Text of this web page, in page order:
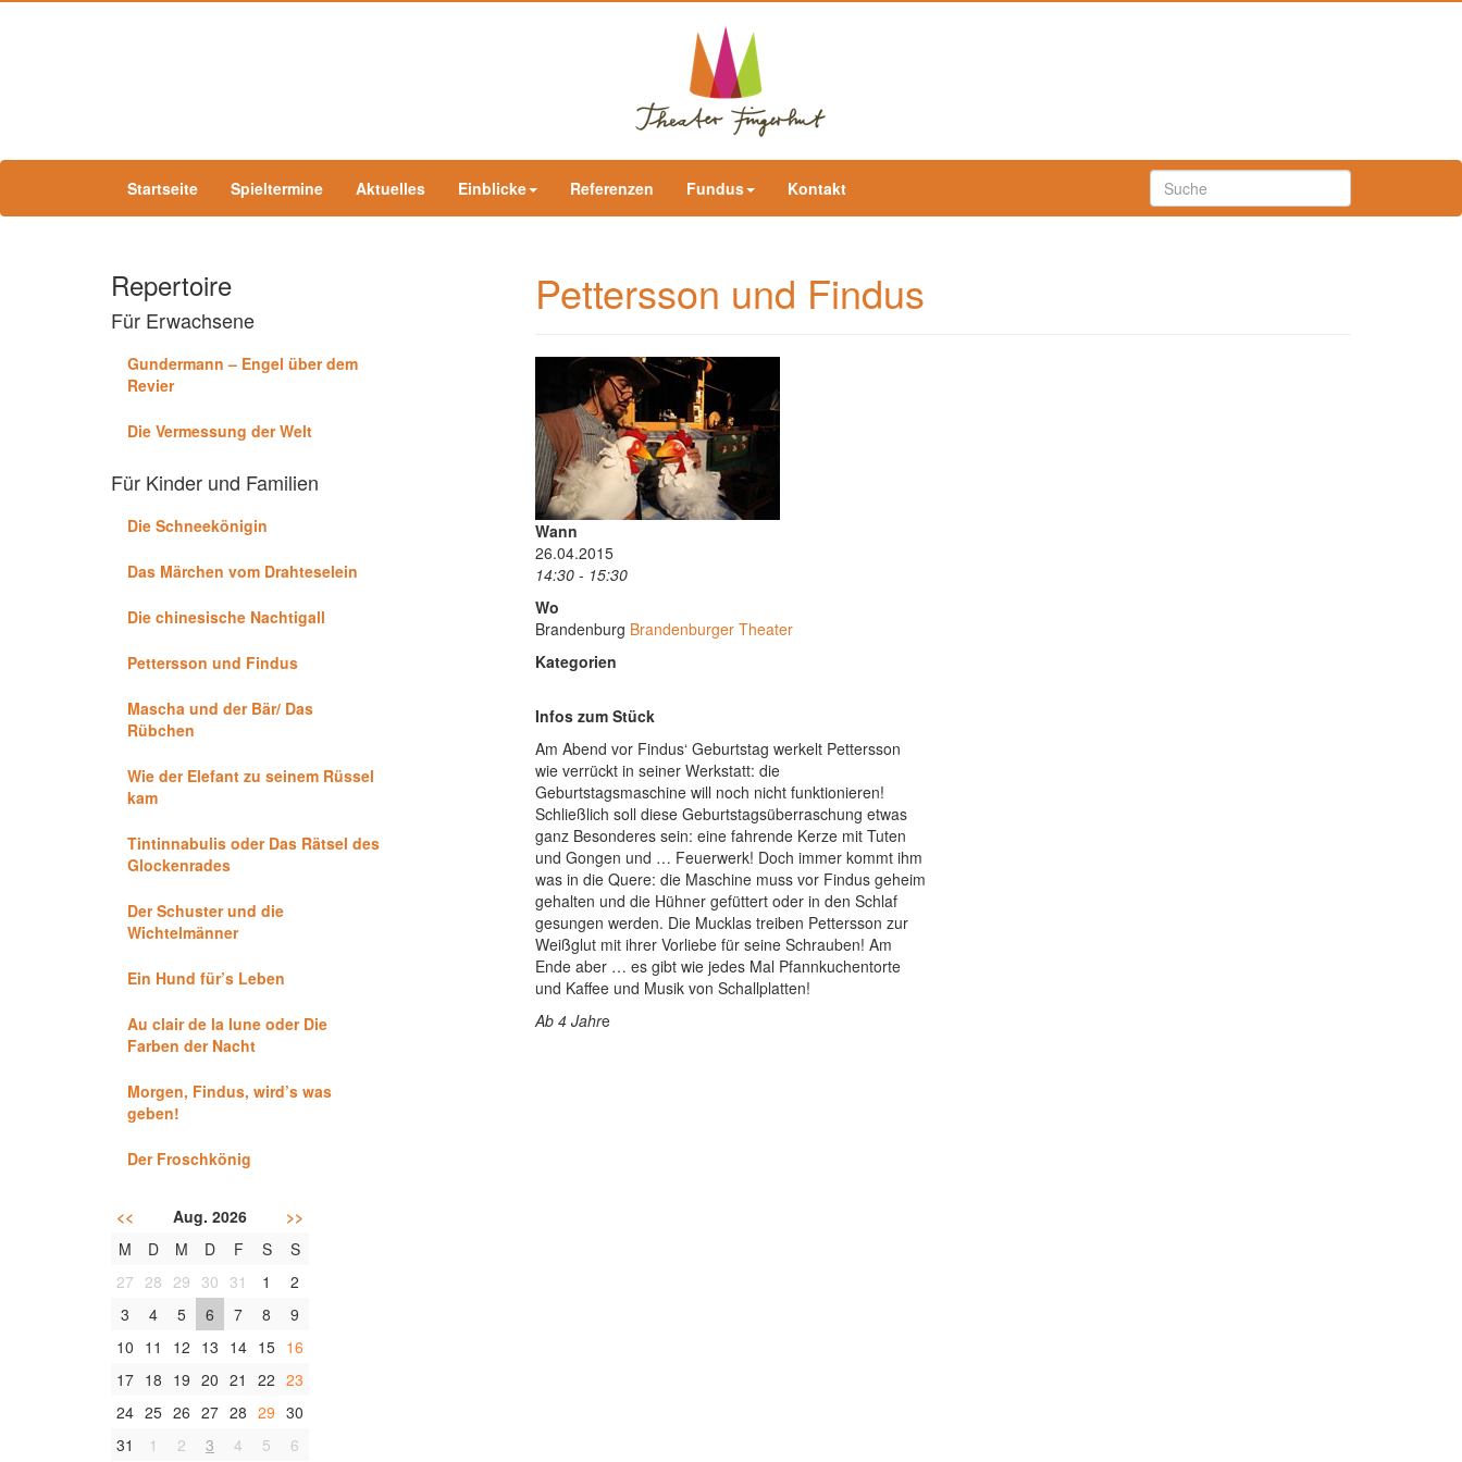
Startseite Spieltermine Aktuelles Einblicke Referenzen Fundus Kontakt
Repertoire
Für Erwachsene
Gundermann – Engel über dem
Revier
Die Vermessung der Welt
Für Kinder und Familien
Die Schneekönigin
Das Märchen vom Drahteselein
Die chinesische Nachtigall
Pettersson und Findus
Mascha und der Bär/ Das
Rübchen
Wie der Elefant zu seinem Rüssel
kam
Tintinnabulis oder Das Rätsel des
Glockenrades
Der Schuster und die
Wichtelmänner
Ein Hund für’s Leben
Au clair de la lune oder Die
Farben der Nacht
Morgen, Findus, wird’s was
geben!
Der Froschkönig
<< Aug. 2026
>>
M
D M D F S
S
27 28 29 30 31 1
2
3
4 5 6 7 8
9
10 11 12 13 14 15 16
17 18 19 20 21 22 23
24 25 26 27 28 29 30
31
1 2 3 4 5 6
Pettersson und Findus
Wann
26.04.2015
14:30 - 15:30
Wo
Brandenburg Brandenburger Theater
Kategorien
Infos zum Stück
Am Abend vor Findus‘ Geburtstag werkelt Pettersson
wie verrückt in seiner Werkstatt: die
Geburtstagsmaschine will noch nicht funktionieren!
Schließlich soll diese Geburtstagsüberraschung etwas
ganz Besonderes sein: eine fahrende Kerze mit Tuten
und Gongen und … Feuerwerk! Doch immer kommt ihm
was in die Quere: die Maschine muss vor Findus geheim
gehalten und die Hühner gefüttert oder in den Schlaf
gesungen werden. Die Mucklas treiben Pettersson zur
Weißglut mit ihrer Vorliebe für seine Schrauben! Am
Ende aber … es gibt wie jedes Mal Pfannkuchentorte
und Kaffee und Musik von Schallplatten!
Ab 4 Jahre